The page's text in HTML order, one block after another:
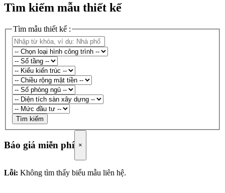
Tìm kiếm mẫu thiết kế
Tìm mẫu thiết kế :
Tìm kiếm
Báo giá miễn phí ×
Lỗi: Không tìm thấy biểu mẫu liên hệ.